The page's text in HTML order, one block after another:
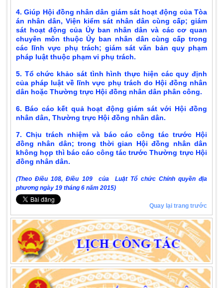
4. Giúp Hội đồng nhân dân giám sát hoạt động của Tòa
án nhân dân, Viện kiểm sát nhân dân cùng cấp; giám
sát hoạt động của Ủy ban nhân dân và các cơ quan
chuyên môn thuộc Ủy ban nhân dân cùng cấp trong
các lĩnh vực phụ trách; giám sát văn bản quy phạm
pháp luật thuộc phạm vi phụ trách.
5. Tổ chức khảo sát tình hình thực hiện các quy định
của pháp luật về lĩnh vực phụ trách do Hội đồng nhân
dân hoặc Thường trực Hội đồng nhân dân phân công.
6. Báo cáo kết quả hoạt động giám sát với Hội đồng
nhân dân, Thường trực Hội đồng nhân dân.
7. Chịu trách nhiệm và báo cáo công tác trước Hội
đồng nhân dân; trong thời gian Hội đồng nhân dân
không họp thì báo cáo công tác trước Thường trực Hội
đồng nhân dân.
(Theo Điều 108, Điều 109 của Luật Tổ chức Chính quyền địa
phương ngày 19 tháng 6 năm 2015)
Quay lại trang trước